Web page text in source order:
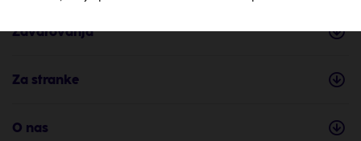
Zavarovanja
Za stranke
O nas